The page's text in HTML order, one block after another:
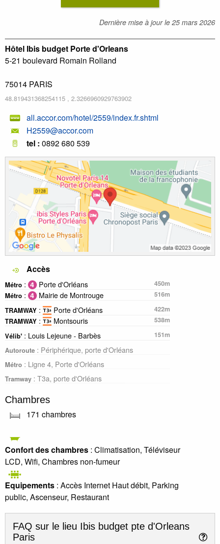
Dernière mise à jour le 25 mars 2026
Hôtel Ibis budget Porte d'Orleans
5-21 boulevard Romain Rolland
75014 PARIS
48.819431368254115 , 2.3266960929763902
all.accor.com/hotel/2559/index.fr.shtml
H2559@accor.com
tel : 0892 680 539
Accès
Métro : Porte d'Orléans
450m
Métro : Mairie de Montrouge
516m
TRAMWAY : Porte d'Orléans
422m
TRAMWAY : Montsouris
538m
Vélib' : Louis Lejeune - Barbès
151m
Autoroute : Périphérique, porte d'Orléans
Métro : Ligne 4, Porte d'Orléans
Tramway : T3a, porte d'Orléans
Chambres
171 chambres
Confort des chambres : Climatisation, Téléviseur
LCD, Wifi, Chambres non-fumeur
Equipements : Accès Internet Haut débit, Parking
public, Ascenseur, Restaurant
FAQ sur le lieu Ibis budget pte d'Orleans
Paris